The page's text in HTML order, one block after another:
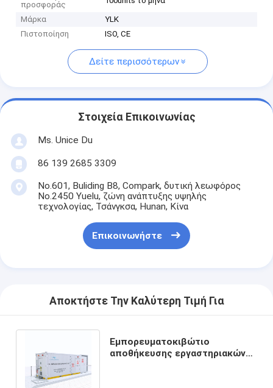
προσφοράς
Μάρκα
YLK
Πιστοποίηση
ISO, CE
Δείτε περισσότερων
Στοιχεία Επικοινωνίας
Ms. Unice Du
86 139 2685 3309
No.601, Buliding B8, Compark, δυτική λεωφόρος
No.2450 Yuelu, ζώνη ανάπτυξης υψηλής
τεχνολογίας, Τσάνγκσα, Hunan, Κίνα
Επικοινωνήστε
Αποκτήστε Την Καλύτερη Τιμή Για
Εμπορευματοκιβώτιο
αποθήκευσης εργαστηριακών